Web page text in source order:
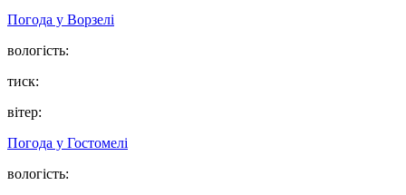
Погода у Ворзелі
вологість:
тиск:
вітер:
Погода у Гостомелі
вологість: